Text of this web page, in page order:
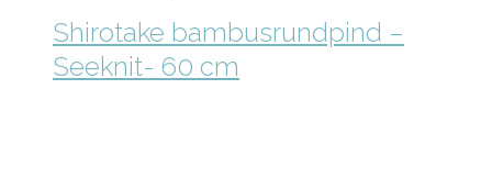
Shirotake bambusrundpind –
Seeknit- 60 cm